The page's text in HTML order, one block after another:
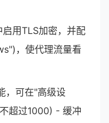
用TLS加密，并配
，使代理流量看
，可在"高级设
超过1000) - 缓冲